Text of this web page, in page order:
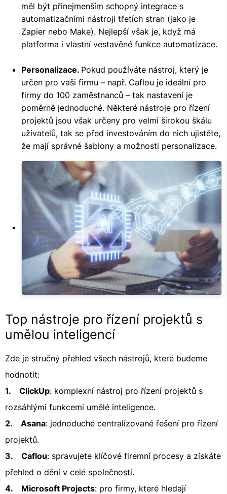
měl být přinejmenším schopný integrace s
automatizačními nástroji třetích stran (jako je
Zapier nebo Make). Nejlepší však je, když má
platforma i vlastní vestavěné funkce automatizace.
Personalizace. Pokud používáte nástroj, který je
určen pro vaši firmu – např. Caflou je ideální pro
firmy do 100 zaměstnanců – tak nastavení je
poměrně jednoduché. Některé nástroje pro řízení
projektů jsou však určeny pro velmi širokou škálu
uživatelů, tak se před investováním do nich ujistěte,
že mají správné šablony a možnosti personalizace.
Top nástroje pro řízení projektů s
umělou inteligencí
Zde je stručný přehled všech nástrojů, které budeme
hodnotit:
1. ClickUp: komplexní nástroj pro řízení projektů s
rozsáhlými funkcemi umělé inteligence.
2. Asana: jednoduché centralizované řešení pro řízení
projektů.
3. Caflou: spravujete klíčové firemní procesy a získáte
přehled o dění v celé společnosti.
4. Microsoft Projects: pro firmy, které hledají